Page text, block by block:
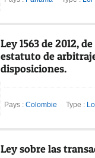
Ley 1563 de 2012,
estatuto de
disposiciones.
Pays : Colombie Type :
Ley sobre las